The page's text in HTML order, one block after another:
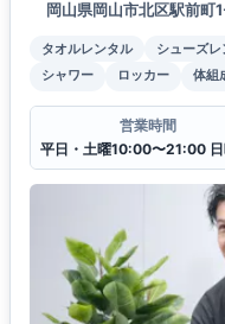
岡山県岡山市北区駅前
タオルレンタル シューズレ
シャワー
ロッカー 体組
営業時間